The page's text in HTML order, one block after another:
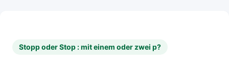
Stopp oder Stop : mit einem oder zwei p?